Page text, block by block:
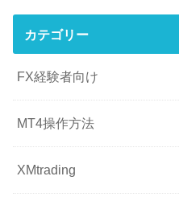
カテゴリー
FX経験者向け
MT4操作方法
XMtrading